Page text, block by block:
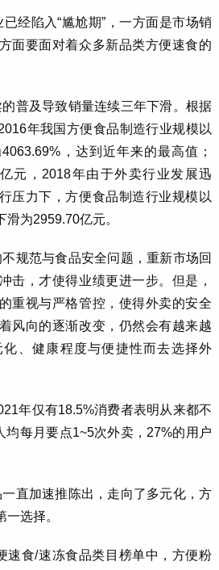
经陷入“尴尬期”，一方面是市场销
面要面对着众多新品类方便速食的
普及导致销量连续三年下滑。根据
年我国方便食品制造行业规模以
，达到近年来的最高值；
元，2018年由于外卖行业发展迅
压力下，方便食品制造行业规模以
为2959.70亿元。
规范与食品安全问题，重新市场回
击，才使得业绩更进一步。但是，
重视与严格管控，使得外卖的安全
风向的逐渐改变，仍然会有越来越
、健康程度与便捷性而去选择外
年仅有18.5%消费者表明从来都不
均每月要点1~5次外卖，27%的用户
直加速推陈出，走向了多元化，方
选择。
速食/速冻食品类目榜单中，方便粉